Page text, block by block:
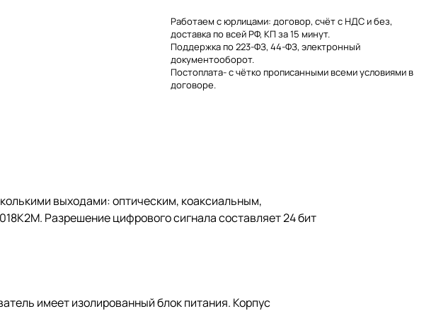
Работаем с юрлицами: договор, счёт с НДС и без,
доставка по всей РФ, КП за 15 минут.
Поддержка по 223-ФЗ, 44-ФЗ, электронный
документооборот.
Постоплата- с чётко прописанными всеми условиями в
договоре.
выходами: оптическим, коаксиальным,
Разрешение цифрового сигнала составляет 24 бит
имеет изолированный блок питания. Корпус